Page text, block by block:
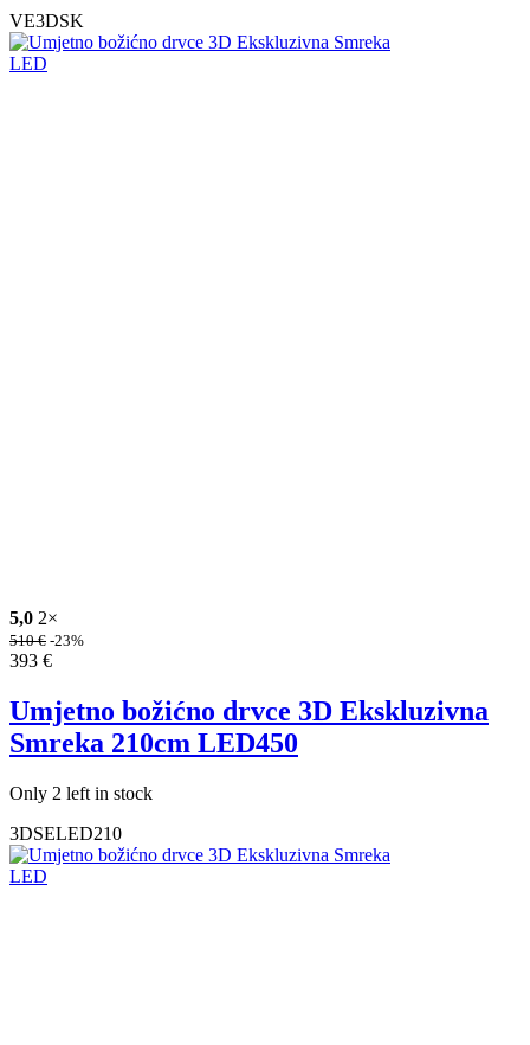
VE3DSK
5,0 2×
510€ -23%
393 €
Umjetno božićno drvce 3D Ekskluzivna
Smreka 210cm LED450
Only 2 left in stock
3DSELED210